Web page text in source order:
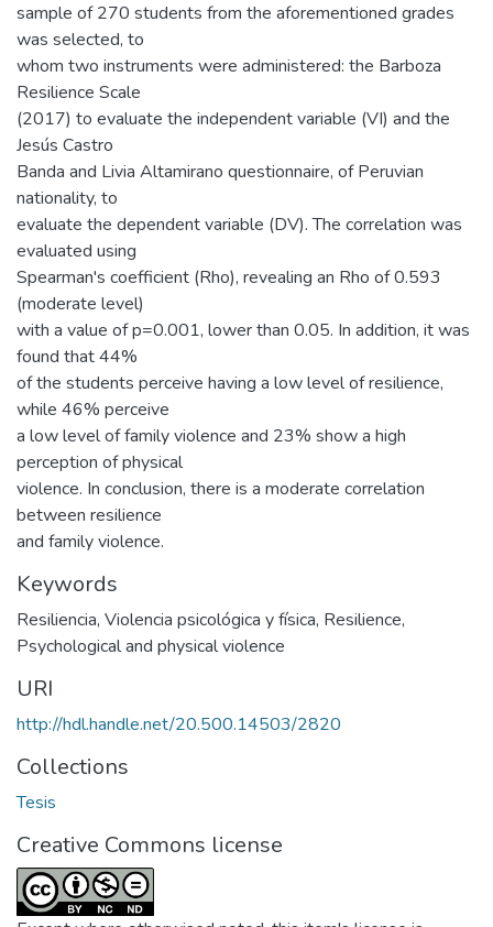
sample of 270 students from the aforementioned grades
was selected, to
whom two instruments were administered: the Barboza
Resilience Scale
(2017) to evaluate the independent variable (VI) and the
Jesús Castro
Banda and Livia Altamirano questionnaire, of Peruvian
nationality, to
evaluate the dependent variable (DV). The correlation was
evaluated using
Spearman's coefficient (Rho), revealing an Rho of 0.593
(moderate level)
with a value of p=0.001, lower than 0.05. In addition, it was
found that 44%
of the students perceive having a low level of resilience,
while 46% perceive
a low level of family violence and 23% show a high
perception of physical
violence. In conclusion, there is a moderate correlation
between resilience
and family violence.
Keywords
Resiliencia, Violencia psicológica y física, Resilience,
Psychological and physical violence
URI
http://hdl.handle.net/20.500.14503/2820
Collections
Tesis
Creative Commons license